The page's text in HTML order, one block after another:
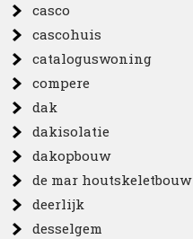
casco
cascohuis
cataloguswoning
compere
dak
dakisolatie
dakopbouw
de mar houtskeletbouw
deerlijk
desselgem